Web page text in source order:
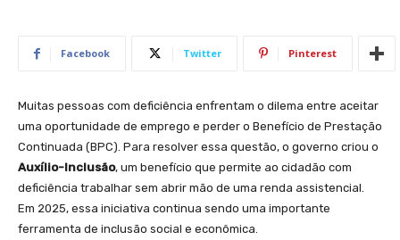
Facebook Twitter Pinterest
Muitas pessoas com deficiência enfrentam o dilema entre aceitar
uma oportunidade de emprego e perder o Benefício de Prestação
Continuada (BPC). Para resolver essa questão, o governo criou o
Auxílio-Inclusão, um benefício que permite ao cidadão com
deficiência trabalhar sem abrir mão de uma renda assistencial.
Em 2025, essa iniciativa continua sendo uma importante
ferramenta de inclusão social e econômica.